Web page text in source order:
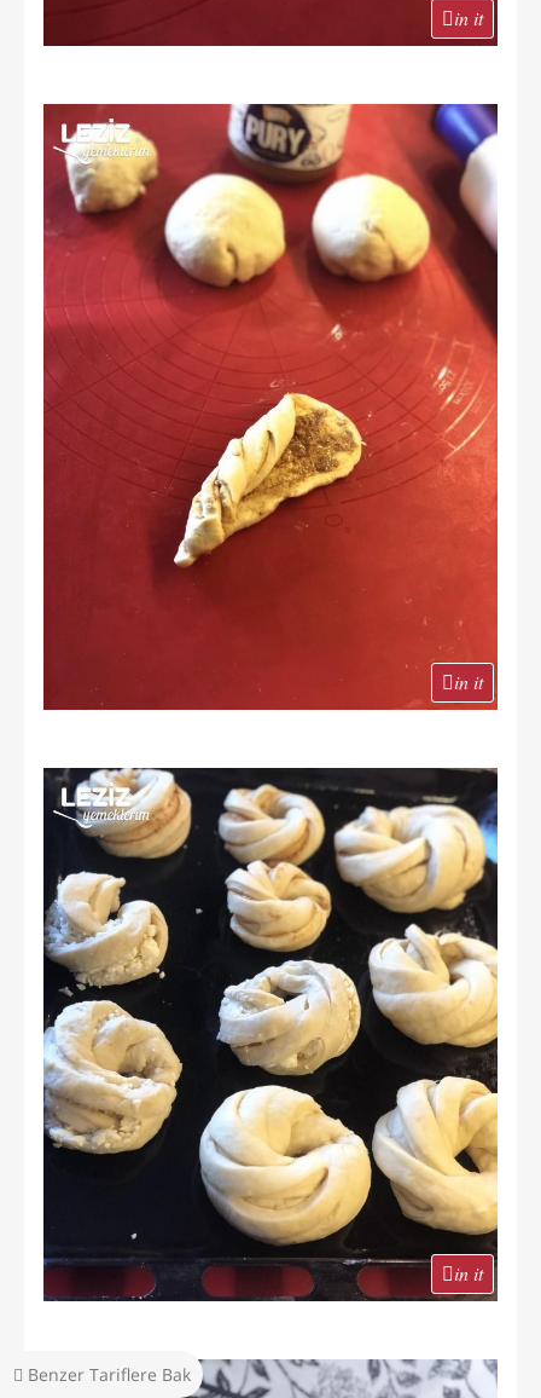
Benzer Tariflere Bak
in it
in it
in it